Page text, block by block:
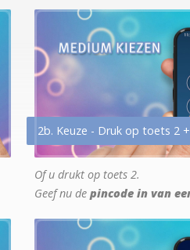
2b. Keuze - Druk op toets 2 +
Of u drukt op toets 2.
Geef nu de pincode in van